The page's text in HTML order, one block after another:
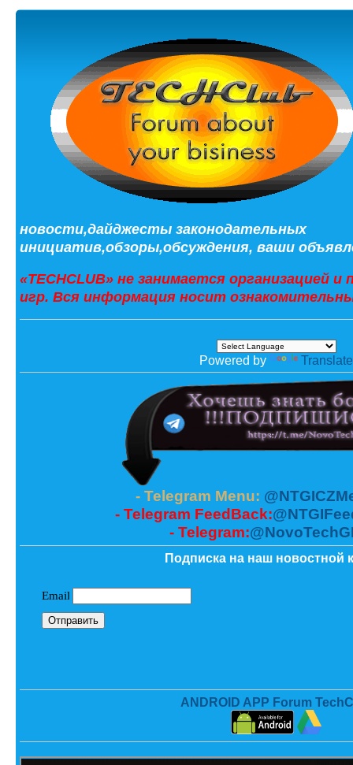
новости,дайджесты законодательных
инициатив,обзоры,обсуждения, ваши
«TECHCLUB» не занимается организацией
игр. Вся информация носит
Powered by Translate
- Telegram Menu:
- Telegram FeedBack:
- Telegram:
Подписка на наш новостной
ANDROID APP Forum